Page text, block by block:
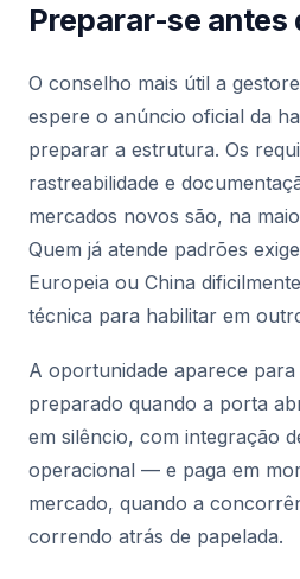
Preparar-se antes
O conselho mais útil a
espere o anúncio oficial da
preparar a estrutura. Os
rastreabilidade e
mercados novos são, na
Quem já atende padrões
Europeia ou China
técnica para habilitar em
A oportunidade aparece para
preparado quando a porta
em silêncio, com integração
operacional — e paga em
mercado, quando a
correndo atrás de papelada.